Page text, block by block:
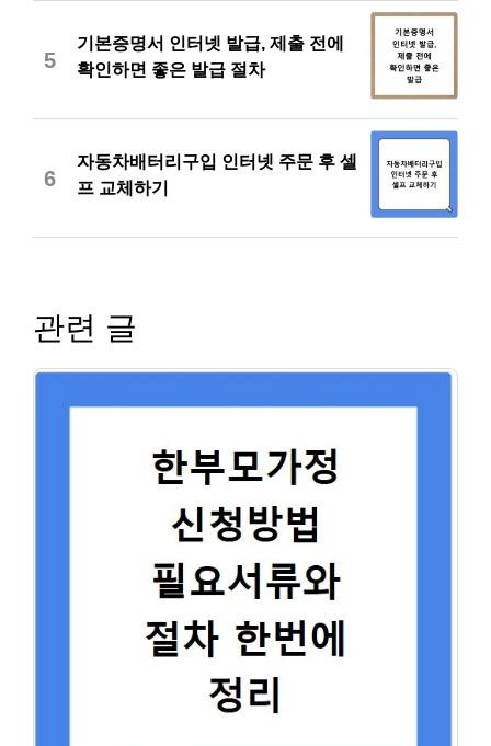
5
기본증명서 인터넷 발급, 제출 전에
확인하면 좋은 발급 절차
6
자동차배터리구입 인터넷 주문 후 셀
프 교체하기
관련 글